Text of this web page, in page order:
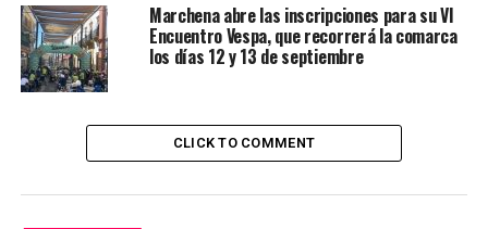
Marchena abre las inscripciones para su VI
Encuentro Vespa, que recorrerá la comarca
los días 12 y 13 de septiembre
CLICK TO COMMENT